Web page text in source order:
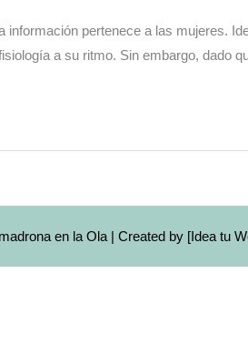
pertenece a las mujeres.
a su ritmo. Sin embargo, dado
en la Ola | Created by [Idea tu